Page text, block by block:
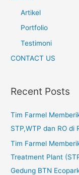
Artikel
Portfolio
Testimoni
CONTACT US
Recent Posts
Tim Farmel
STP,WTP dan RO di
Tim Farmel
Treatment Plant
Gedung BTN